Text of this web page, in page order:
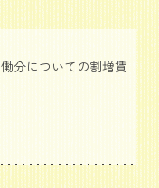
分についての割増賃